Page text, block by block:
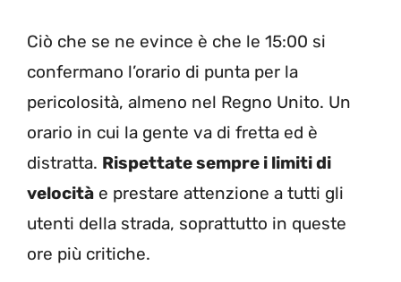
Ciò che se ne evince è che le 15:00 si
confermano l’orario di punta per la
pericolosità, almeno nel Regno Unito. Un
orario in cui la gente va di fretta ed è
distratta. Rispettate sempre i limiti di
velocità e prestare attenzione a tutti gli
utenti della strada, soprattutto in queste
ore più critiche.